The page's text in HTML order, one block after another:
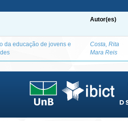
Autor(es)
da educação de jovens e
Costa, Rita
Mara Reis